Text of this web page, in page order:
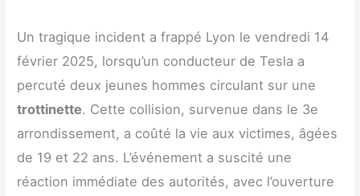
Un tragique incident a frappé Lyon le vendredi 14
février 2025, lorsqu’un conducteur de Tesla a
percuté deux jeunes hommes circulant sur une
trottinette. Cette collision, survenue dans le 3e
arrondissement, a coûté la vie aux victimes, âgées
de 19 et 22 ans. L’événement a suscité une
réaction immédiate des autorités, avec l’ouverture